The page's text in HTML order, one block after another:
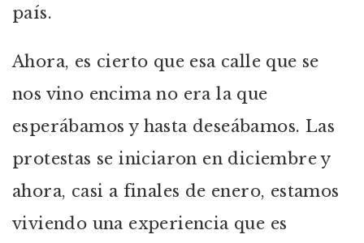
país.
Ahora, es cierto que esa calle que se
nos vino encima no era la que
esperábamos y hasta deseábamos. Las
protestas se iniciaron en diciembre y
ahora, casi a finales de enero, estamos
viviendo una experiencia que es